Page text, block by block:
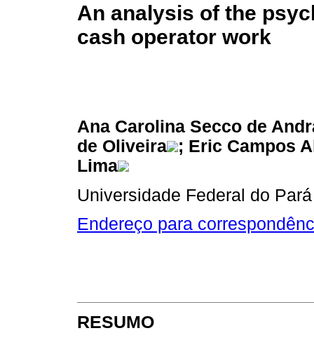
An analysis of the
cash operator work
Ana Carolina Secco de
de Oliveira
; Eric Campos
Lima
Universidade Federal do
Endereço para
RESUMO